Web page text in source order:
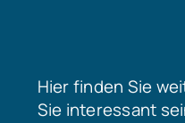
Hier finden Sie
Sie interessant